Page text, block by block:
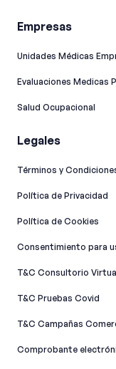
Empresas
Unidades Médicas
Evaluaciones Medicas
Salud Ocupacional
Legales
Términos y
Política de Privacidad
Política de Cookies
Consentimiento para
T&C Consultorio
T&C Pruebas Covid
T&C Campañas
Comprobante